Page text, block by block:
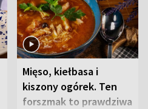
Mięso, kiełbasa i
kiszony ogórek. Ten
forszmak to prawdziwa